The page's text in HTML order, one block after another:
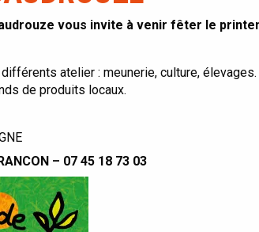
vous invite à venir fêter le
atelier : meunerie, culture,
de produits locaux.
– 07 45 18 73 03